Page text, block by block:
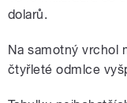
dolarů.
Na samotný vrchol
čtyřleté odmlce